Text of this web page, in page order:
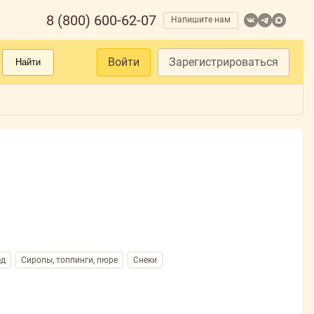
8 (800) 600-62-07 Напишите нам
Найти Войти Зарегистрироваться
Сиропы, топпинги, пюре Снеки